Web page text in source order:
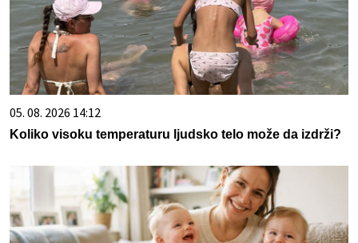
05. 08. 2026 14:12
Koliko visoku temperaturu ljudsko telo može da izdrži?